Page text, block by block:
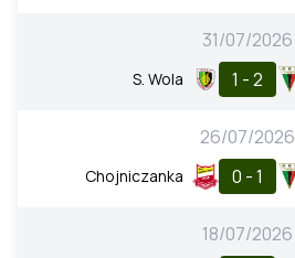
31/07/2026
S. Wola 1 - 2
26/07/2026
Chojniczanka 0 - 1
18/07/2026